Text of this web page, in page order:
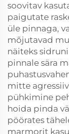
soovitav
paigutate
üle pinnaga,
mõjutavad
näiteks
pinnale sära
mitte
pühkimine
hoida pinda
pöörates
marmorit